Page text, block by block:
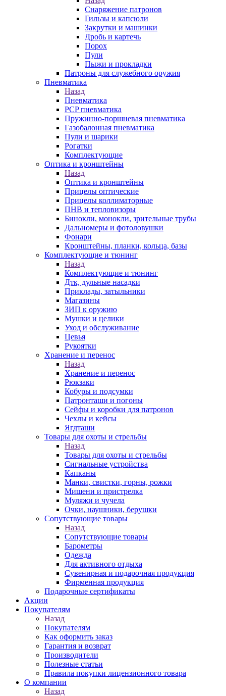
Снаряжение патронов
Гильзы и капсюли
Закрутки и машинки
Дробь и картечь
Порох
Пули
Пыжи и прокладки
Патроны для служебного оружия
Пневматика
Назад
Пневматика
PCP пневматика
Пружинно-поршневая пневматика
Газобалонная пневматика
Пули и шарики
Рогатки
Комплектующие
Оптика и кронштейны
Назад
Оптика и кронштейны
Прицелы оптические
Прицелы коллиматорные
ПНВ и тепловизоры
Бинокли, монокли, зрительные трубы
Дальномеры и фотоловушки
Фонари
Кронштейны, планки, кольца, базы
Комплектующие и тюнинг
Назад
Комплектующие и тюнинг
Дтк, дульные насадки
Приклады, затыльники
Магазины
ЗИП к оружию
Мушки и целики
Уход и обслуживание
Цевья
Рукоятки
Хранение и перенос
Назад
Хранение и перенос
Рюкзаки
Кобуры и подсумки
Патронташи и погоны
Сейфы и коробки для патронов
Чехлы и кейсы
Ягдташи
Товары для охоты и стрельбы
Назад
Товары для охоты и стрельбы
Сигнальные устройства
Капканы
Манки, свистки, горны, рожки
Мишени и пристрелка
Муляжи и чучела
Очки, наушники, берушки
Сопутствующие товары
Назад
Сопутствующие товары
Барометры
Одежда
Для активного отдыха
Сувенирная и подарочная продукция
Фирменная продукция
Подарочные сертификаты
Акции
Покупателям
Назад
Покупателям
Как оформить заказ
Гарантия и возврат
Производители
Полезные статьи
Правила покупки лицензионного товара
О компании
Назад